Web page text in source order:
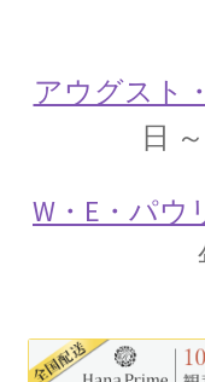
干
A
アウグスト
日
W・E・パウ